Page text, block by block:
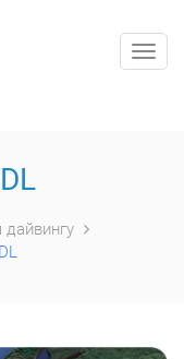
дайвингу